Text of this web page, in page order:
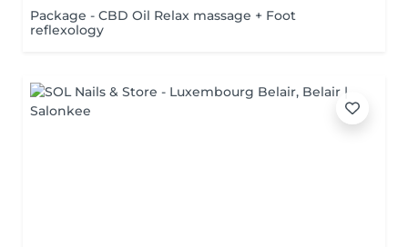
Package - CBD Oil Relax massage + Foot
reflexology